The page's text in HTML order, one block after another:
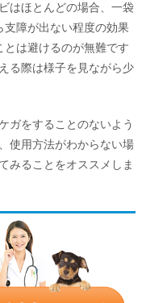
はほとんどの場合、一袋
支障が出ない程度の効果
は避けるのが無難です
る際は様子を見ながら少
ガをすることのないよう
使用方法がわからない場
みることをオススメしま